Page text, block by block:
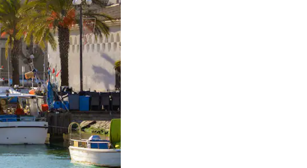
arriba y hacia abajo, o bien tocando y deslizando la pantalla.